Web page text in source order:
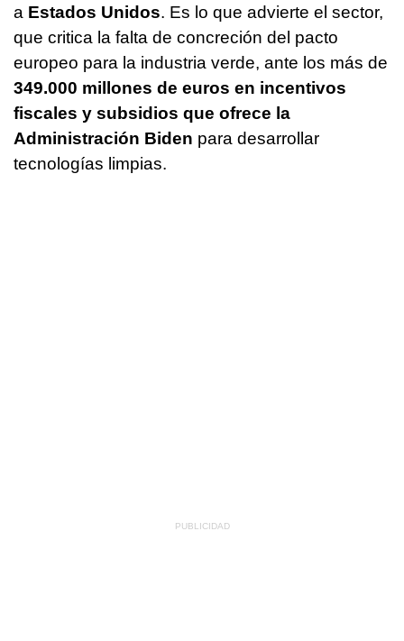
a Estados Unidos. Es lo que advierte el sector,
que critica la falta de concreción del pacto
europeo para la industria verde, ante los más de
349.000 millones de euros en incentivos
fiscales y subsidios que ofrece la
Administración Biden para desarrollar
tecnologías limpias.